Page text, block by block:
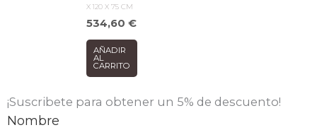
X 120 X 75 CM
534,60€
AÑADIR
AL
CARRITO
¡Suscribete para obtener un 5% de descuento!
Nombre